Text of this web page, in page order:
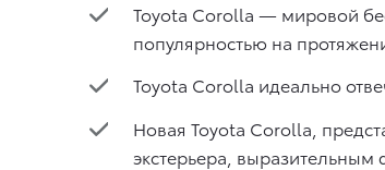
Toyota Corolla — мировой
популярностью на
Toyota Corolla идеально
Новая Toyota Corolla,
экстерьера,